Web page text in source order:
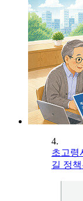
4.
초고령
길 정